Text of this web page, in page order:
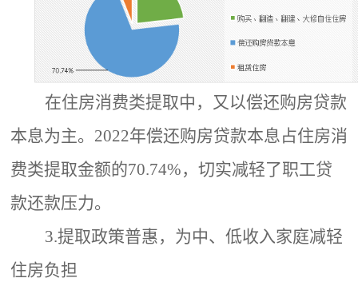
在住房消费类提取中， 又 以偿还购房贷款
本息为主。 2022年偿还购房贷款本息占住房消
费类提取金额的70.74%，切实减轻了职工贷
款还款压力。
3.提取政策普惠，为中、低收入家庭减轻
住房负担